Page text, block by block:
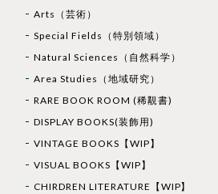
Arts（芸術）
Special Fields（特別領域）
Natural Sciences（自然科学）
Area Studies（地域研究）
RARE BOOK ROOM (稀覯書)
DISPLAY BOOKS(装飾用)
VINTAGE BOOKS【WIP】
VISUAL BOOKS【WIP】
CHIRDREN LITERATURE【WIP】